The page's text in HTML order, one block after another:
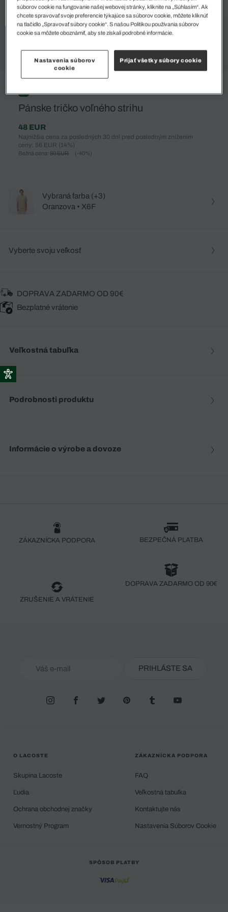
%
Pánske tričko voľného strihu
48 EUR
Najnižšia cena za posledných 30 dní pred posledným znížením
ceny: 56 EUR (14%)
Bežná cena: 80 EUR (-40%)
Vybraná farba (+3)
Oranzova • X6F
Vyberte svoju veľkosť
DOPRAVA ZADARMO OD 90€
Bezplatné vrátenie
Veľkostná tabuľka
Podrobnosti produktu
Informácie o výrobe a dovoze
ZÁKAZNÍCKA PODPORA BEZPEČNÁ PLATBA
ZRUŠENIE A VRÁTENIE
DOPRAVA ZADARMO OD 90€
PRIHLÁSTE SA
O LACOSTE
Skupina Lacoste
Ľudia
Ochrana obchodnej značky
Vernostný Program
ZÁKAZNÍCKA PODPORA
FAQ
Veľkostná tabuľka
Kontaktujte nás
Nastavenia Súborov Cookie
SPÔSOB PLATBY
súborov cookie na fungovanie našej webovej stránky, kliknite na „Súhlasím“. Ak
chcete spravovať svoje preferencie týkajúce sa súborov cookie, môžete kliknúť
na tlačidlo „Spravovať súbory cookie“. S našou Politikou používania súborov
cookie sa môžete oboznámiť, aby ste získali podrobné informácie.
Nastavenia súborov
cookie
Prijať všetky súbory cookie